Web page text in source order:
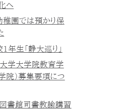
へ
園では預かり保
生「静大巡り」
学大学院教育学
院）募集要項につ
書館司書教諭講習